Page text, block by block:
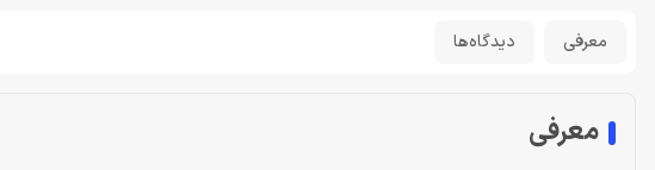
معرفی دیدگاه‌ها
معرفی